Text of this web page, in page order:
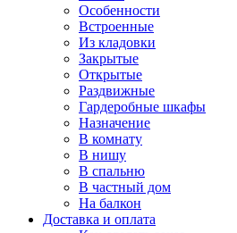
Особенности
Встроенные
Из кладовки
Закрытые
Открытые
Раздвижные
Гардеробные шкафы
Назначение
В комнату
В нишу
В спальню
В частный дом
На балкон
Доставка и оплата